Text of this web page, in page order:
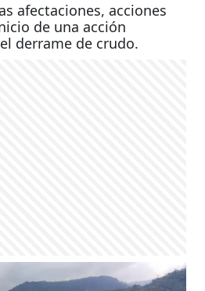
afectaciones, acciones
de una acción
derrame de crudo.